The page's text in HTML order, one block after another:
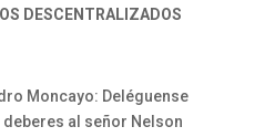
DESCENTRALIZADOS
Moncayo: Deléguense
al señor Nelson